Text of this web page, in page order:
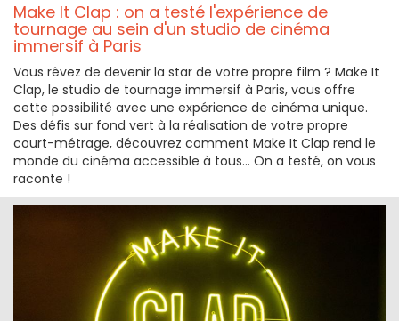
Make It Clap : on a testé l'expérience de
tournage au sein d'un studio de cinéma
immersif à Paris
Vous rêvez de devenir la star de votre propre film ? Make It
Clap, le studio de tournage immersif à Paris, vous offre
cette possibilité avec une expérience de cinéma unique.
Des défis sur fond vert à la réalisation de votre propre
court-métrage, découvrez comment Make It Clap rend le
monde du cinéma accessible à tous... On a testé, on vous
raconte !